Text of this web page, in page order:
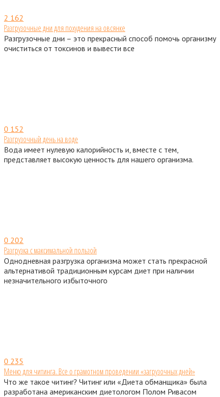
2 162
Разгрузочные дни для похудения на овсянке
Разгрузочные дни – это прекрасный способ помочь организму
очиститься от токсинов и вывести все
0 152
Разгрузочный день на воде
Вода имеет нулевую калорийность и, вместе с тем,
представляет высокую ценность для нашего организма.
0 202
Разгрузка с максимальной пользой
Однодневная разгрузка организма может стать прекрасной
альтернативой традиционным курсам диет при наличии
незначительного избыточного
0 235
Меню для читинга. Все о грамотном проведении «загрузочных дней»
Что же такое читинг? Читинг или «Диета обманщика» была
разработана американским диетологом Полом Ривасом